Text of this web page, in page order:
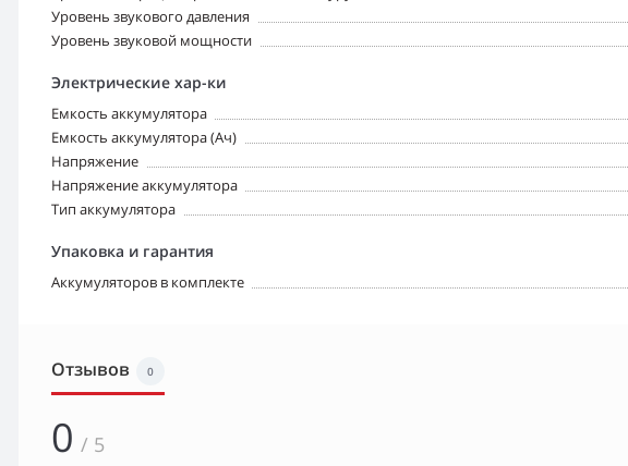
Уровень звукового давления
Уровень звуковой мощности
Электрические хар-ки
Емкость аккумулятора
Емкость аккумулятора (Ач)
Напряжение
Напряжение аккумулятора
Тип аккумулятора
Упаковка и гарантия
Аккумуляторов в комплекте
Отзывов 0
0 / 5